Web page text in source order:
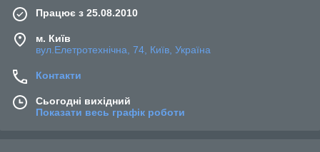
Працює з 25.08.2010
м. Київ
вул.Елетротехнічна, 74, Київ, Україна
Контакти
Сьогодні вихідний
Показати весь графік роботи